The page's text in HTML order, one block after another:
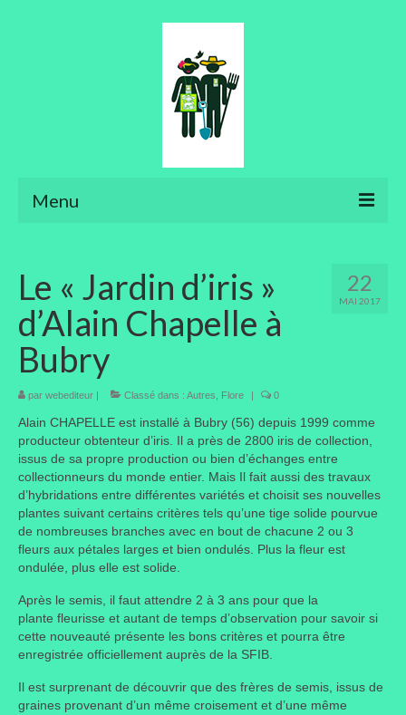
Menu
Aménager son jardin
Art floral
Bonsaïs
Potager
Taille des arbres et arbustes
Vannerie
Autres
Bibliothèque
Revues
Listes
Evénements
22
MAI 2017
Le « Jardin d’iris »
d’Alain Chapelle à
Bubry
par webediteur | Classé dans : Autres Flore | 0
Alain CHAPELLE est installé à Bubry (56) depuis 1999 comme
producteur obtenteur d’iris. Il a près de 2800 iris de collection,
issus de sa propre production ou bien d’échanges entre
collectionneurs du monde entier. Mais Il fait aussi des travaux
d’hybridations entre différentes variétés et choisit ses nouvelles
plantes suivant certains critères tels qu’une tige solide pourvue
de nombreuses branches avec en bout de chacune 2 ou 3
fleurs aux pétales larges et bien ondulés. Plus la fleur est
ondulée, plus elle est solide.
Après le semis, il faut attendre 2 à 3 ans pour que la
plante fleurisse et autant de temps d’observation pour savoir si
cette nouveauté présente les bons critères et pourra être
enregistrée officiellement auprès de la SFIB.
Il est surprenant de découvrir que des frères de semis, issus de
graines provenant d’un même croisement et d’une même